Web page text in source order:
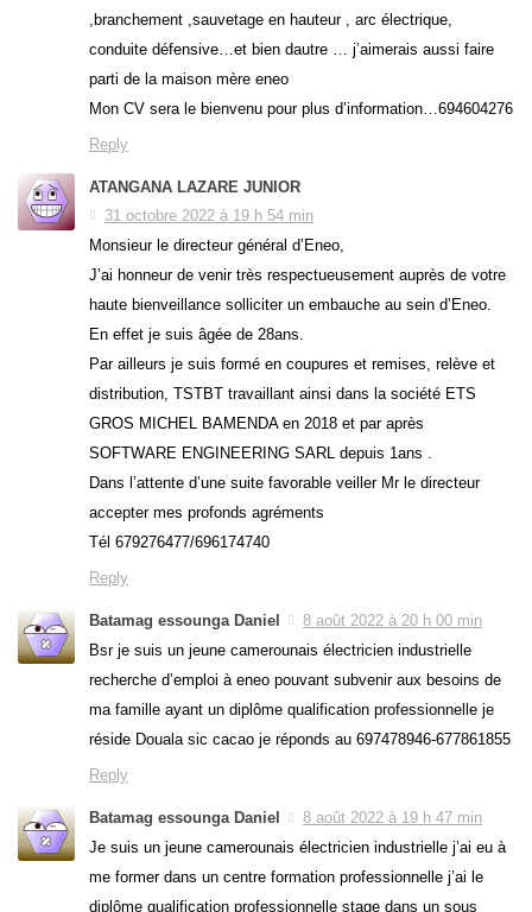
,branchement ,sauvetage en hauteur , arc électrique,
conduite défensive…et bien dautre … j’aimerais aussi faire
parti de la maison mère eneo
Mon CV sera le bienvenu pour plus d’information…694604276
Reply
ATANGANA LAZARE JUNIOR
31 octobre 2022 à 19 h 54 min
Monsieur le directeur général d’Eneo,
J’ai honneur de venir très respectueusement auprès de votre
haute bienveillance solliciter un embauche au sein d’Eneo.
En effet je suis âgée de 28ans.
Par ailleurs je suis formé en coupures et remises, relève et
distribution, TSTBT travaillant ainsi dans la société ETS
GROS MICHEL BAMENDA en 2018 et par après
SOFTWARE ENGINEERING SARL depuis 1ans .
Dans l’attente d’une suite favorable veiller Mr le directeur
accepter mes profonds agréments
Tél 679276477/696174740
Reply
Batamag essounga Daniel
8 août 2022 à 20 h 00 min
Bsr je suis un jeune camerounais électricien industrielle
recherche d’emploi à eneo pouvant subvenir aux besoins de
ma famille ayant un diplôme qualification professionnelle je
réside Douala sic cacao je réponds au 697478946-677861855
Reply
Batamag essounga Daniel
8 août 2022 à 19 h 47 min
Je suis un jeune camerounais électricien industrielle j’ai eu à
me former dans un centre formation professionnelle j’ai le
diplôme qualification professionnelle stage dans un sous